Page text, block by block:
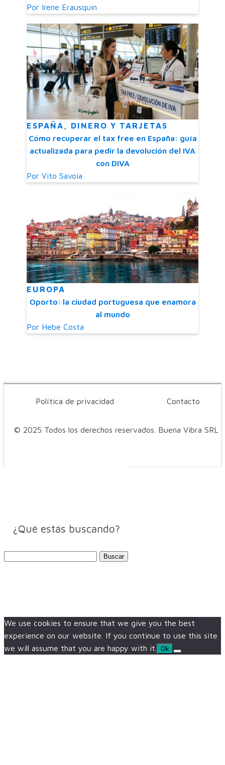
Por Irene Erausquin
ESPAÑA
DINERO Y TARJETAS
Cómo recuperar el tax free en España: guía
actualizada para pedir la devolución del IVA
con DIVA
Por Vito Savoia
EUROPA
Oporto: la ciudad portuguesa que enamora
al mundo
Por Hebe Costa
© 2025 Todos los derechos reservados. Buena Vibra SRL
Política de privacidad Contacto
¿Qué estás buscando?
We use cookies to ensure that we give you the best
experience on our website. If you continue to use this site
we will assume that you are happy with it.
Ok